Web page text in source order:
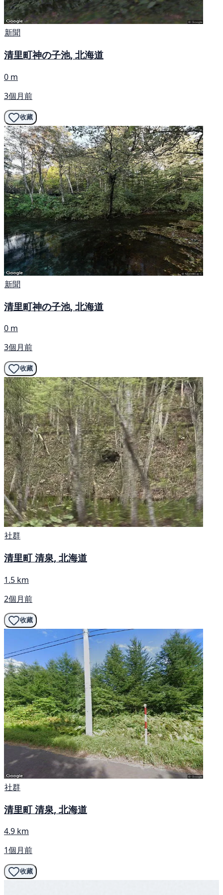
新聞
清里町神の子池, 北海道
0 m
3個月前
收藏
新聞
清里町神の子池, 北海道
0 m
3個月前
收藏
社群
清里町 清泉, 北海道
1.5 km
2個月前
收藏
社群
清里町 清泉, 北海道
4.9 km
1個月前
收藏